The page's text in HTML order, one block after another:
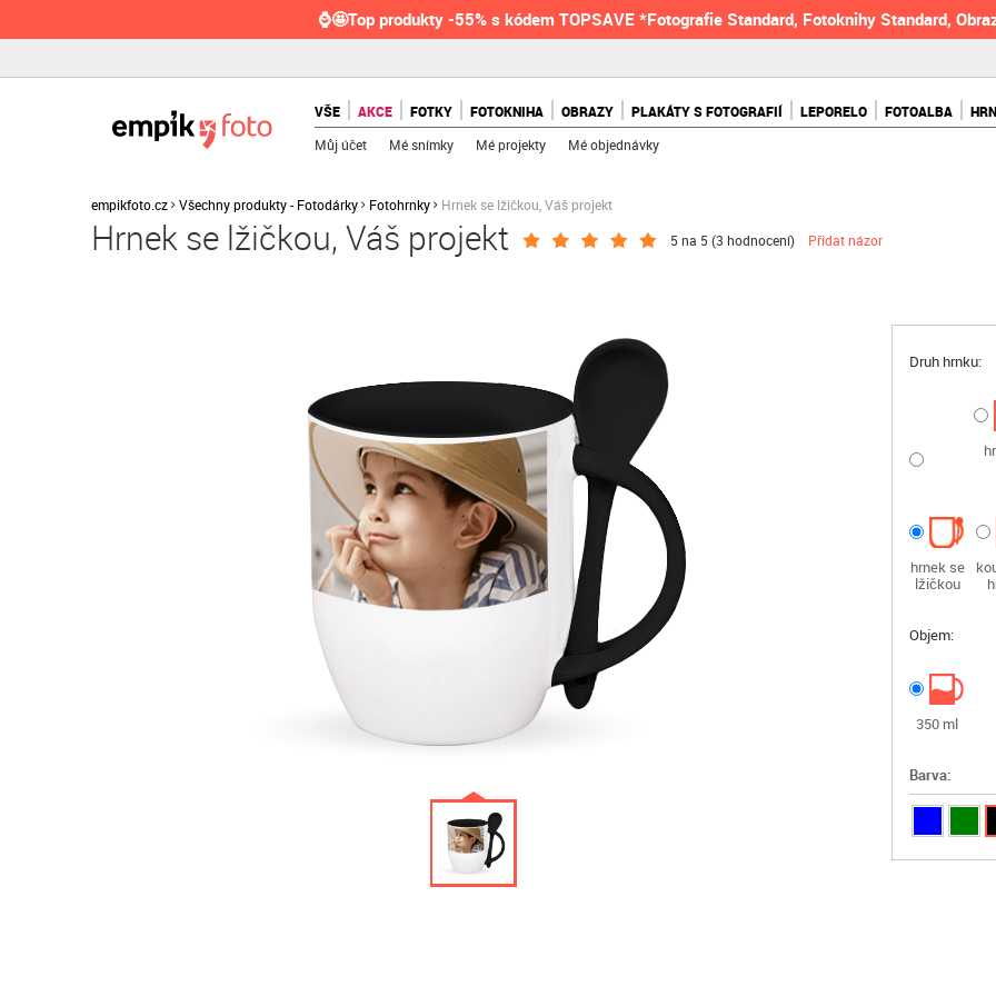
⌚🤩Top produkty -55% s kódem TOPSAVE *Fotografie Standard, Fotoknihy Standard,
VŠE AKCE FOTKY FOTOKNIHA OBRAZY PLAKÁTY S FOTOGRAFIÍ LEPORELO FOTOALBA
Můj účet Mé snímky Mé projekty Mé objednávky
empikfoto.cz Všechny produkty - Fotodárky Fotohrnky Hrnek se lžičkou, Váš projekt
Hrnek se lžičkou, Váš projekt 5 na 5 (3 hodnocení) Přidat názor
Druh hrnku:
hrnek se
lžičkou
Objem:
350 ml
Barva: